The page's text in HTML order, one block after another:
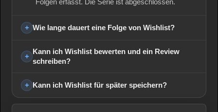
Folgen erfasst. Die Serie ist abgeschlossen.
Wie lange dauert eine Folge von Wishlist?
Kann ich Wishlist bewerten und ein Review
schreiben?
Kann ich Wishlist für später speichern?